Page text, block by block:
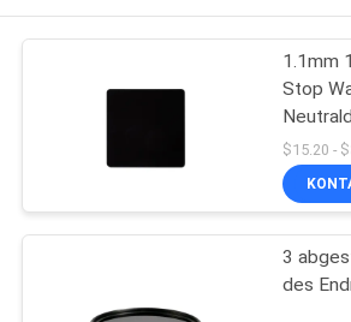
PRODUKTE
FABRIK-
1.1mm
Stop
Kamera
Filter
3
des